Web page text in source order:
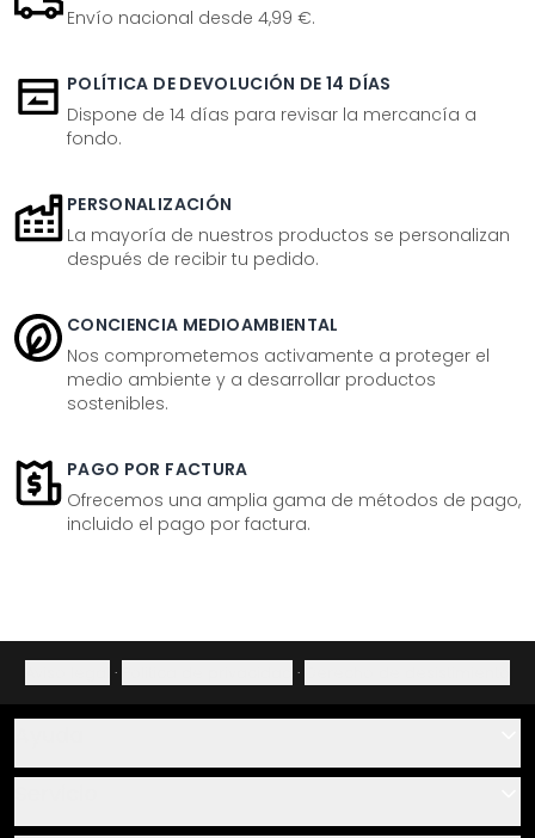
Envío nacional desde 4,99 €.
POLÍTICA DE DEVOLUCIÓN DE 14 DÍAS
Dispone de 14 días para revisar la mercancía a
fondo.
PERSONALIZACIÓN
La mayoría de nuestros productos se personalizan
después de recibir tu pedido.
CONCIENCIA MEDIOAMBIENTAL
Nos comprometemos activamente a proteger el
medio ambiente y a desarrollar productos
sostenibles.
PAGO POR FACTURA
Ofrecemos una amplia gama de métodos de pago,
incluido el pago por factura.
· ·
Sobre nosotros